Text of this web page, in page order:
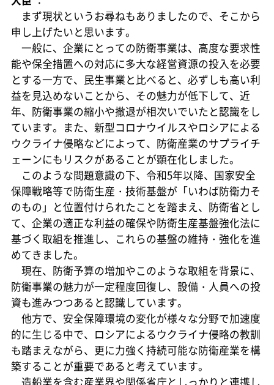
まず現状というお尋ねもありましたので、そこから
申し上げたいと思います。
一般に、企業にとっての防衛事業は、高度な要求性
能や保全措置への対応に多大な経営資源の投入を必要
とする一方で、民生事業と比べると、必ずしも高い利
益を見込めないことから、その魅力が低下して、近
年、防衛事業の縮小や撤退が相次いでいたと認識をし
ています。また、新型コロナウイルスやロシアによる
ウクライナ侵略などによって、防衛産業のサプライチ
ェーンにもリスクがあることが顕在化しました。
このような問題意識の下、令和5年以降、国家安全
保障戦略等で防衛生産・技術基盤が「いわば防衛力そ
のもの」と位置付けられたことを踏まえ、防衛省とし
て、企業の適正な利益の確保や防衛生産基盤強化法に
基づく取組を推進し、これらの基盤の維持・強化を進
めてきました。
現在、防衛予算の増加やこのような取組を背景に、
防衛事業の魅力が一定程度回復し、設備・人員への投
資も進みつつあると認識しています。
他方で、安全保障環境の変化が様々な分野で加速度
的に生じる中で、ロシアによるウクライナ侵略の教訓
も踏まえながら、更に力強く持続可能な防衛産業を構
築することが重要であると考えています。
造船業を含む産業界や関係省庁としっかりと連携し